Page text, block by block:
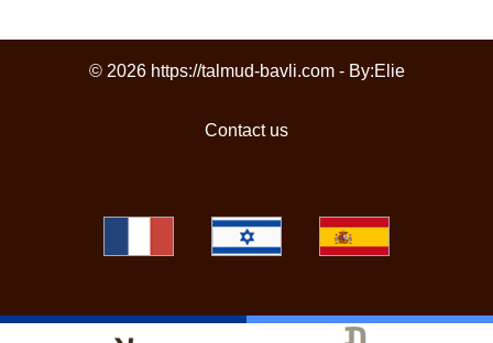
© 2026 https://talmud-bavli.com - By:Elie
Contact us